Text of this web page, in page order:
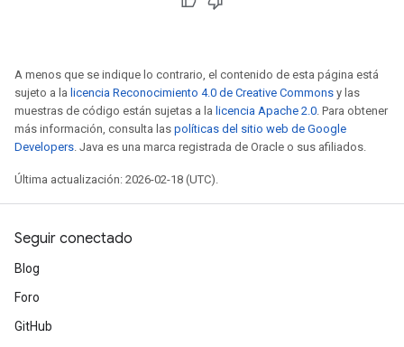
A menos que se indique lo contrario, el contenido de esta página está
sujeto a la licencia Reconocimiento 4.0 de Creative Commons y las
muestras de código están sujetas a la licencia Apache 2.0. Para obtener
más información, consulta las políticas del sitio web de Google
Developers. Java es una marca registrada de Oracle o sus afiliados.
Última actualización: 2026-02-18 (UTC).
Seguir conectado
Blog
Foro
GitHub